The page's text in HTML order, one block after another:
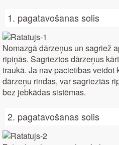
1. pagatavošanas solis
Nomazgā dārzeņus un sagriež
ripiņās. Sagrieztos dārzeņus
traukā. Ja nav pacietības veidot
dārzeņu rindas, var sagrieztās
bez jebkādas sistēmas.
2. pagatavošanas solis